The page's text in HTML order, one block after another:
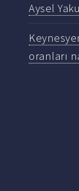
Aysel
oranları